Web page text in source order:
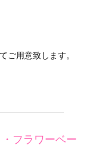
ご用意致します。
フラワーベー